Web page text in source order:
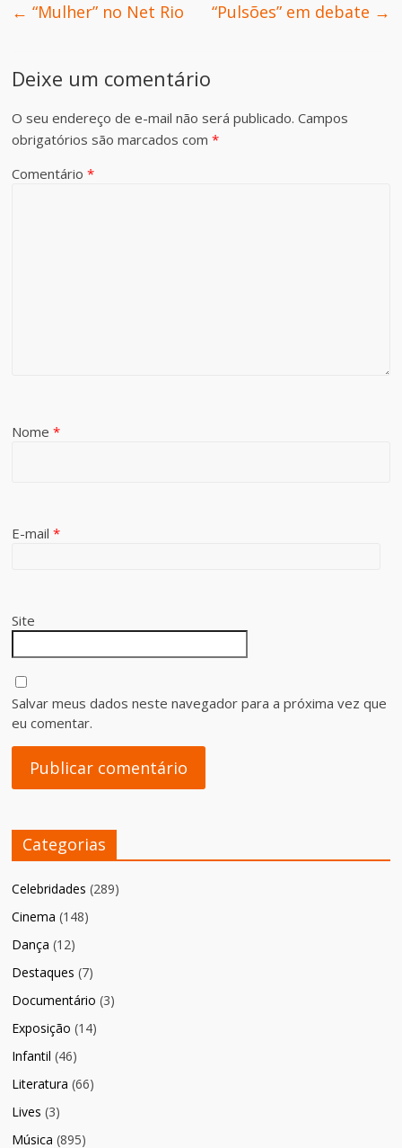
← “Mulher” no Net Rio “Pulsões” em debate →
Deixe um comentário
O seu endereço de e-mail não será publicado. Campos
obrigatórios são marcados com*
Comentário*
Nome*
E-mail*
Site
Salvar meus dados neste navegador para a próxima vez que
eu comentar.
Categorias
Celebridades (289)
Cinema (148)
Dança (12)
Destaques (7)
Documentário (3)
Exposição (14)
Infantil (46)
Literatura (66)
Lives (3)
Música (895)